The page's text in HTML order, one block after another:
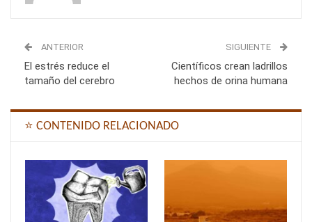
ANTERIOR
El estrés reduce el
tamaño del cerebro
SIGUIENTE
Científicos crean ladrillos
hechos de orina humana
⭐ CONTENIDO RELACIONADO